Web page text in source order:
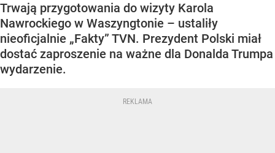
Trwają przygotowania do wizyty Karola
Nawrockiego w Waszyngtonie – ustaliły
nieoficjalnie „Fakty” TVN. Prezydent Polski miał
dostać zaproszenie na ważne dla Donalda Trumpa
wydarzenie.